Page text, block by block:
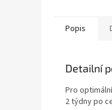
Popis
Detailní
Pro
2 týdny po